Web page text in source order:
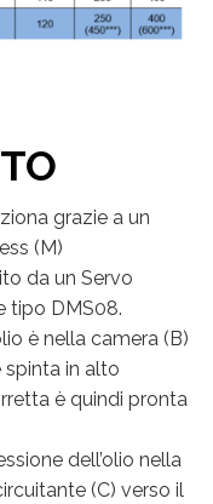
grazie a un
(M)
da un Servo
tipo DMS08.
è nella camera (B)
in alto
è quindi pronta
dell’olio nella
(C) verso il